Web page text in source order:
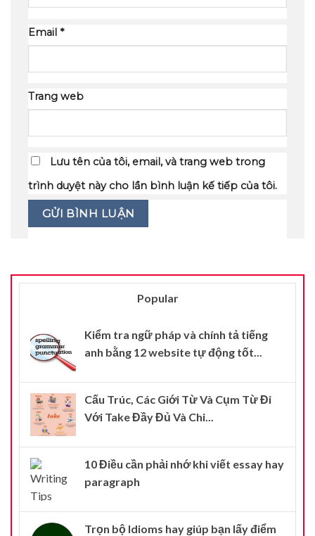
Email *
Trang web
Lưu tên của tôi, email, và trang web trong
trình duyệt này cho lần bình luận kế tiếp của tôi.
Popular
Kiểm tra ngữ pháp và chính tả tiếng
anh bằng 12 website tự động tốt...
Cấu Trúc, Các Giới Từ Và Cụm Từ Đi
Với Take Đầy Đủ Và Chi...
10 Điều cần phải nhớ khi viết essay hay
paragraph
Trọn bộ Idioms hay giúp bạn lấy điểm